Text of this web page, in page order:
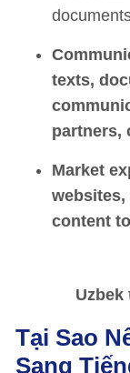
texts,
partners,
Market
content
Uzbek
Tại Sao
Sang